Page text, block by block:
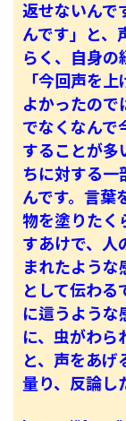
返せないんで
んです」と、
らく、自身の
「今回声を
よかったの
でなくなんで
することが多
ちに対する一
んです。言葉
物を塗りたく
すあけで、人
まれたような
として伝わる
に這うような
に、虫がわら
と、声をあげ
量り、反論し